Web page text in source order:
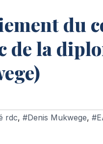
du
de la
rdc, #Denis Mukwege,